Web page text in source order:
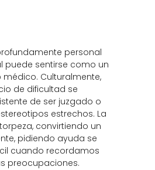
personal
puede sentirse como un
Culturalmente,
de dificultad se
de ser juzgado o
estrechos. La
convirtiendo un
pidiendo ayuda se
cuando recordamos
preocupaciones.